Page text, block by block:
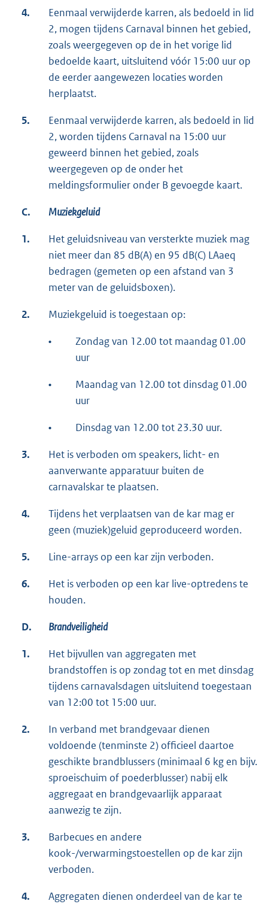
4.
Eenmaal verwijderde karren, als bedoeld in lid
2, mogen tijdens Carnaval binnen het gebied,
zoals weergegeven op de in het vorige lid
bedoelde kaart, uitsluitend vóór 15:00 uur op
de eerder aangewezen locaties worden
herplaatst.
5.
Eenmaal verwijderde karren, als bedoeld in lid
2, worden tijdens Carnaval na 15:00 uur
geweerd binnen het gebied, zoals
weergegeven op de onder het
meldingsformulier onder B gevoegde kaart.
C. Muziekgeluid
1.
Het geluidsniveau van versterkte muziek mag
niet meer dan 85 dB(A) en 95 dB(C) LAaeq
bedragen (gemeten op een afstand van 3
meter van de geluidsboxen).
2. Muziekgeluid is toegestaan op:
•
Zondag van 12.00 tot maandag 01.00
uur
•
Maandag van 12.00 tot dinsdag 01.00
uur
• Dinsdag van 12.00 tot 23.30 uur.
3.
Het is verboden om speakers, licht- en
aanverwante apparatuur buiten de
carnavalskar te plaatsen.
4.
Tijdens het verplaatsen van de kar mag er
geen (muziek)geluid geproduceerd worden.
5. Line-arrays op een kar zijn verboden.
6.
Het is verboden op een kar live-optredens te
houden.
D. Brandveiligheid
1.
Het bijvullen van aggregaten met
brandstoffen is op zondag tot en met dinsdag
tijdens carnavalsdagen uitsluitend toegestaan
van 12:00 tot 15:00 uur.
2.
In verband met brandgevaar dienen
voldoende (tenminste 2) officieel daartoe
geschikte brandblussers (minimaal 6 kg en bijv.
sproeischuim of poederblusser) nabij elk
aggregaat en brandgevaarlijk apparaat
aanwezig te zijn.
3.
Barbecues en andere
kook-/verwarmingstoestellen op de kar zijn
verboden.
4.
Aggregaten dienen onderdeel van de kar te